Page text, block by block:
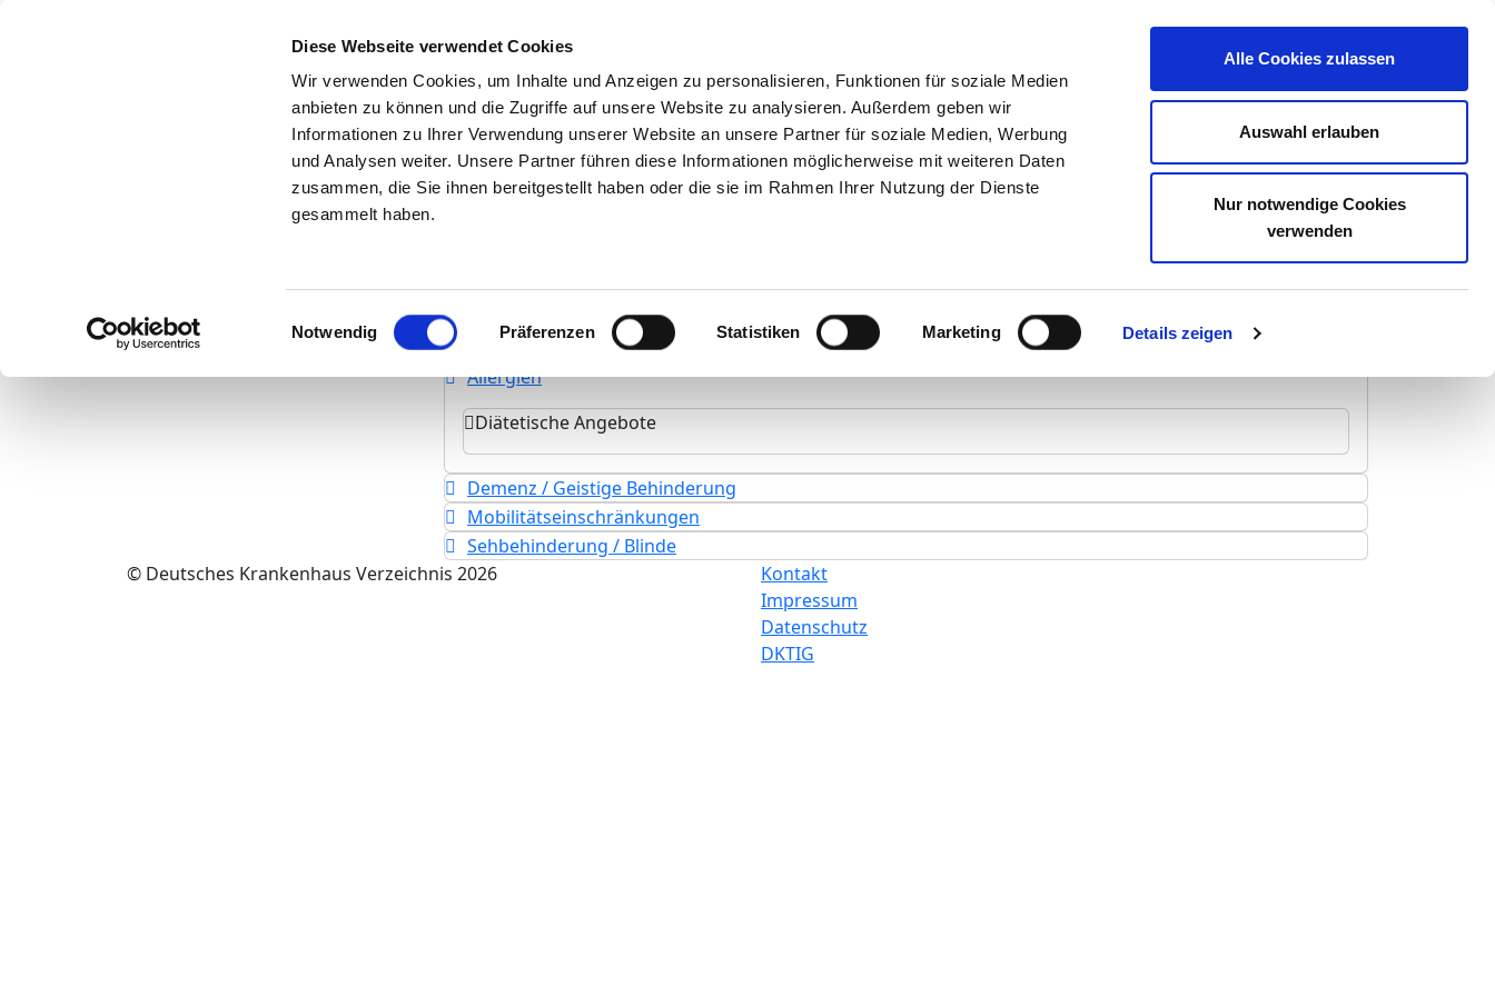
Diese Webseite verwendet Cookies
Wir verwenden Cookies, um Inhalte und Anzeigen zu personalisieren, Funktionen für soziale Medien
anbieten zu können und die Zugriffe auf unsere Website zu analysieren. Außerdem geben wir
Informationen zu Ihrer Verwendung unserer Website an unsere Partner für soziale Medien, Werbung
und Analysen weiter. Unsere Partner führen diese Informationen möglicherweise mit weiteren Daten
zusammen, die Sie ihnen bereitgestellt haben oder die sie im Rahmen Ihrer Nutzung der Dienste
gesammelt haben.
Einwilligungsauswahl
Notwendig Präferenzen Statistiken Marketing Details zeigen
Alle Cookies zulassen
Auswahl erlauben
Nur notwendige Cookies
verwenden
Ihre Meinung
Zur Krankenhaus-Startseite
Psychiatrische Tagesklinik Neumünster
Barrierefreiheit
Allergien
Diätetische Angebote
Demenz / Geistige Behinderung
Mobilitätseinschränkungen
Sehbehinderung / Blinde
© Deutsches Krankenhaus Verzeichnis 2026
Kontakt
Impressum
Datenschutz
DKTIG